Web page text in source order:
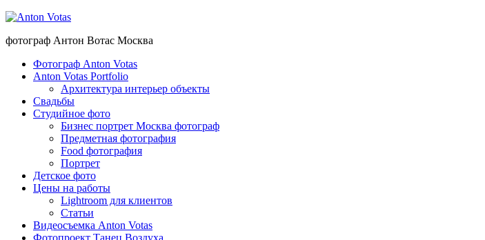
фотограф Антон Вотас Москва
Фотограф Anton Votas
Anton Votas Portfolio
Архитектура интерьер объекты
Свадьбы
Студийное фото
Бизнес портрет Москва фотограф
Предметная фотография
Food фотография
Портрет
Детское фото
Цены на работы
Lightroom для клиентов
Статьи
Видеосъемка Anton Votas
Фотопроект Танец Воздуха